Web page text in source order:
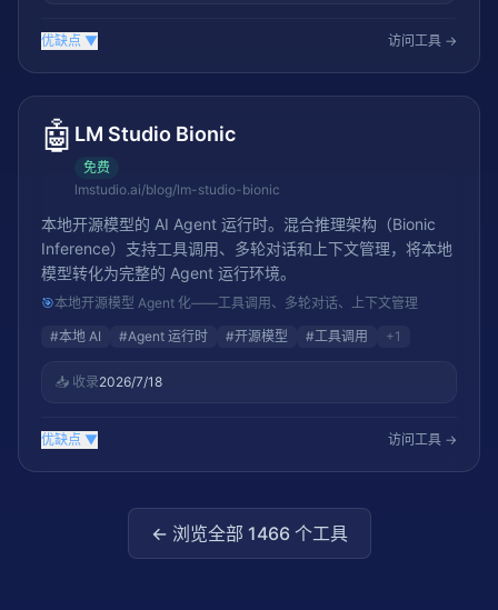
优缺点 ▼ 访问工具 →
🤖 LM Studio Bionic
免费
lmstudio.ai/blog/lm-studio-bionic
本地开源模型的 AI Agent 运行时。混合推理架构（Bionic
Inference）支持工具调用、多轮对话和上下文管理，将本地
模型转化为完整的 Agent 运行环境。
🎯本地开源模型 Agent 化——工具调用、多轮对话、上下文管理
#本地 AI #Agent 运行时 #开源模型 #工具调用 +1
📥 收录2026/7/18
优缺点 ▼ 访问工具 →
← 浏览全部 1466 个工具